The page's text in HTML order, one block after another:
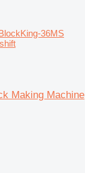
36MS
Making Machine